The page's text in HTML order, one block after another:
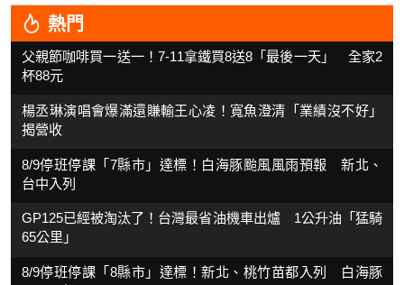
熱門
父親節咖啡買一送一！7-11拿鐵買8送8「最後一天」 全家2
杯88元
楊丞琳演唱會爆滿還賺輸王心凌！寬魚澄清「業績沒不好」
揭營收
8/9停班停課「7縣市」達標！白海豚颱風風雨預報 新北、
台中入列
GP125已經被淘汰了！台灣最省油機車出爐 1公升油「猛騎
65公里」
8/9停班停課「8縣市」達標！新北、桃竹苗都入列 白海豚